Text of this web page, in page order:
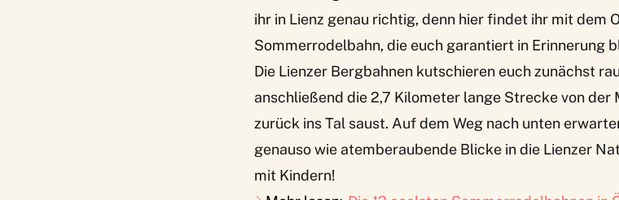
ihr in Lienz genau richtig, denn hier findet ihr mit dem
Sommerrodelbahn, die euch garantiert in Erinnerung
Die Lienzer Bergbahnen kutschieren euch zunächst
anschließend die 2,7 Kilometer lange Strecke von
zurück ins Tal saust. Auf dem Weg nach unten
genauso wie atemberaubende Blicke in die Lienzer
mit Kindern!